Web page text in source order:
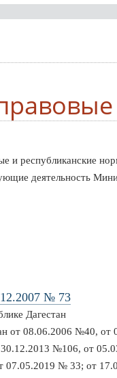
и республиканские
деятельность
№ 73
Дагестан
от 08.06.2006 №40,
№106, от
07.05.2019 № 33; от